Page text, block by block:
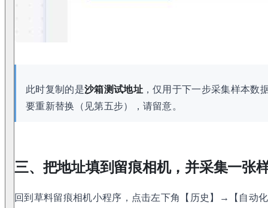
此时复制的是沙箱测试地址，仅用于下一步采集样本数
要重新替换（见第五步），请留意。
三、把地址填到留痕相机，并采集一张
回到草料留痕相机小程序，点击左下角【历史】→【自动